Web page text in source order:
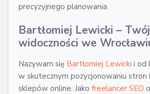
precyzyjnego planowania.
Bartłomiej Lewicki –
widoczności we
Nazywam się Bartłomiej Lewicki i od
w skutecznym pozycjonowaniu
sklepów online. Jako freelancer SEO